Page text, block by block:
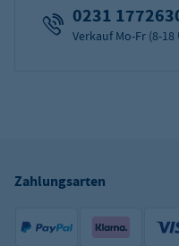
0231
Verkauf Mo-Fr (8-18
Zahlungsarten